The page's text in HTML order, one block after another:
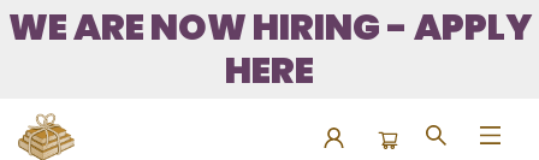
WE ARE NOW HIRING - APPLY
HERE